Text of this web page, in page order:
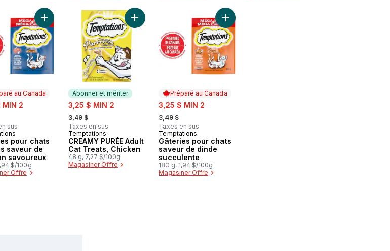
pour chats Mélimélo arômes de poulet, de dinde et de bœuf au panier
au Canada
MIN 2
sus
au Canada
pour chats
saveur de
savoureux
$/100g
Offre
Ajouter Gâteries pour chats adultes saveur de saumon savoureux au panier
Abonner et mériter
sale:
3,25 $ MIN 2
, formerly:
3,49 $
Taxes en sus
Abonner et mériter
Temptations
CREAMY PURÉE Adult
Cat Treats, Chicken
48 g, 7,27 $/100g
Magasiner Offre
Ajouter CREAMY PURÉE Adult Cat Treats, Chicken au panier
Préparé au Canada
sale:
3,25 $ MIN 2
, formerly:
3,49 $
Taxes en sus
Préparé au Canada
Temptations
Gâteries pour chats
saveur de dinde
succulente
180 g, 1,94 $/100g
Magasiner Offre
Ajouter Gâteries pour chats saveur de dinde